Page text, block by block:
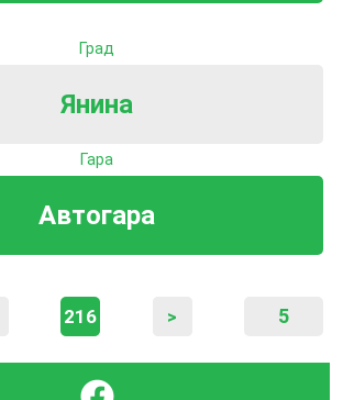
Град
Янина
Гара
Автогара
216 > 5
}